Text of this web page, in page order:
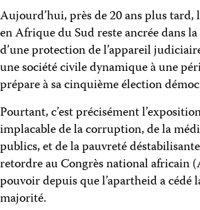
Aujourd’hui, près de 20 ans plus tard,
en Afrique du Sud reste ancrée dans
d’une protection de l’appareil
une société civile dynamique à une
prépare à sa cinquième élection
Pourtant, c’est précisément
implacable de la corruption, de la
publics, et de la pauvreté
retordre au Congrès national africain
pouvoir depuis que l’apartheid a cédé
majorité.